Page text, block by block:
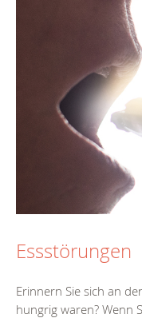
Essstörungen
Erinnern Sie sich an
hungrig waren? Wenn